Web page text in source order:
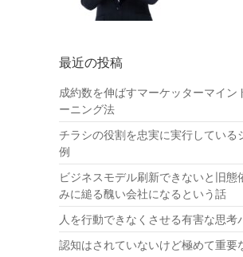
最近の投稿
成約数を伸ばすマーケッターマイン
ーニング法
チラシの役割を忠実に実行している
例
ビジネスモデル刷新できないと旧態
みに縋る醜い会社になるという話
人を行動できなくさせる有害な思考
認知はされていないけど極めて重要